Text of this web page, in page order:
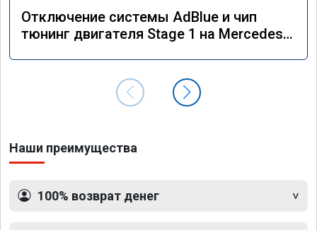
Отключение системы AdBlue и чип
тюнинг двигателя Stage 1 на Mercedes
Наши преимущества
100% возврат денег